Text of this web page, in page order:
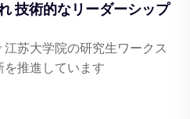
技術的なリーダーシップ
苏大学院の研究生ワークス
推進しています